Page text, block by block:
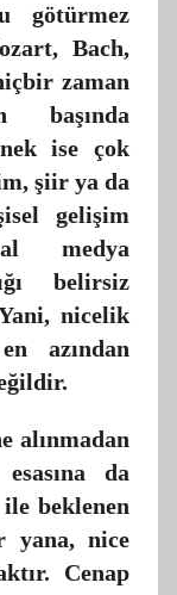
götürmez
Bach,
zaman
başında
ise çok
şiir ya da
gelişim
medya
belirsiz
nicelik
azından
alınmadan
da
ile beklenen
yana, nice
Cenap